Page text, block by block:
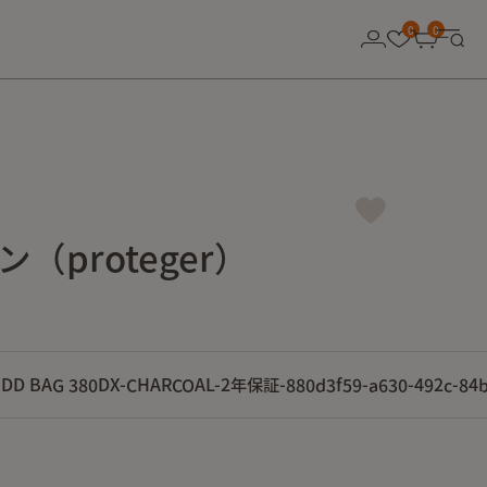
0 0
（proteger）
BAG 380DX-CHARCOAL-2年保証-880d3f59-a630-492c-